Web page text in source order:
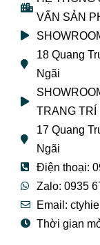
VẤN SẢN
18 Quang
Ngãi
TRANG TRÍ
17 Quang
Ngãi
Điện thoại:
Zalo: 0935
Email:
Thời gian